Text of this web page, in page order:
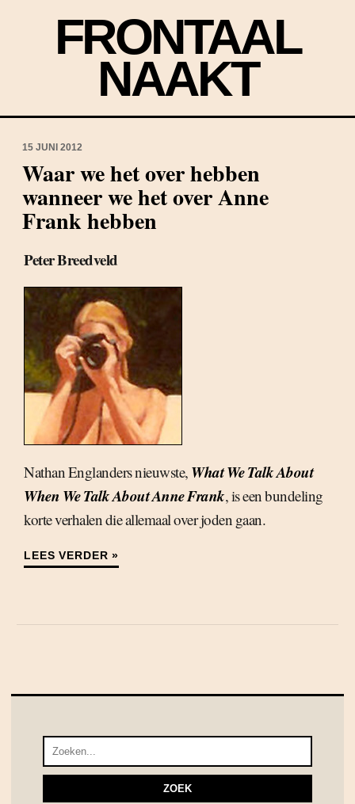
FRONTAAL
NAAKT
15 JUNI 2012
Waar we het over hebben
wanneer we het over Anne
Frank hebben
Peter Breedveld
Nathan Englanders nieuwste, What We Talk About
When We Talk About Anne Frank, is een bundeling
korte verhalen die allemaal over joden gaan.
LEES VERDER »